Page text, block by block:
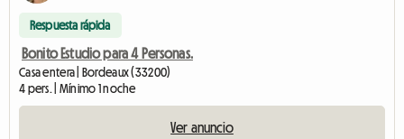
Respuesta rápida
Bonito Estudio para 4 Personas.
Casa entera | Bordeaux (33200)
4 pers. | Mínimo 1 noche
Ver anuncio